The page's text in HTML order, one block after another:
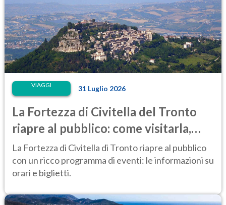
VIAGGI 31 Luglio 2026
La Fortezza di Civitella del Tronto
riapre al pubblico: come visitarla,
anche di notte
La Fortezza di Civitella di Tronto riapre al pubblico
con un ricco programma di eventi: le informazioni su
orari e biglietti.